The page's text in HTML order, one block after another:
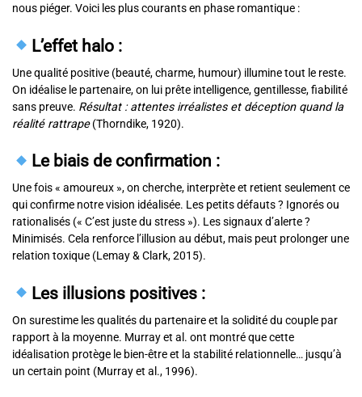
nous piéger. Voici les plus courants en phase romantique :
L’effet halo:
Une qualité positive (beauté, charme, humour) illumine tout le reste.
On idéalise le partenaire, on lui prête intelligence, gentillesse, fiabilité
sans preuve. Résultat : attentes irréalistes et déception quand la
réalité rattrape(Thorndike, 1920).
Le biais de confirmation :
Une fois « amoureux », on cherche, interprète et retient seulement ce
qui confirme notre vision idéalisée. Les petits défauts ? Ignorés ou
rationalisés (« C’est juste du stress »). Les signaux d’alerte ?
Minimisés. Cela renforce l’illusion au début, mais peut prolonger une
relation toxique (Lemay & Clark, 2015).
Les illusions positives:
On surestime les qualités du partenaire et la solidité du couple par
rapport à la moyenne. Murray et al. ont montré que cette
idéalisation protège le bien-être et la stabilité relationnelle… jusqu’à
un certain point (Murray et al., 1996).